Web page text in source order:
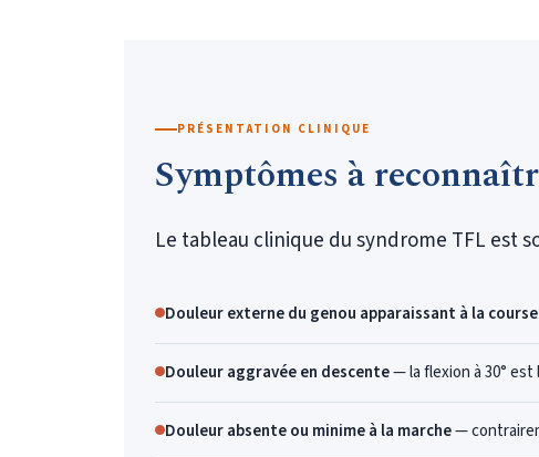
PRÉSENTATION CLINIQUE
Symptômes à
Le tableau clinique du syndrome TFL est
Douleur externe du genou apparaissant à la course
Douleur aggravée en descente— la flexion à 30°
Douleur absente ou minime à la marche—